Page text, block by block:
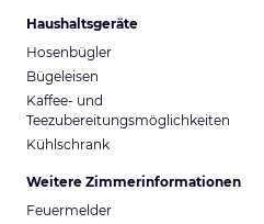
Haushaltsgeräte
Hosenbügler
Bügeleisen
Kaffee- und
Teezubereitungsmöglichkeiten
Kühlschrank
Weitere Zimmerinformationen
Feuermelder